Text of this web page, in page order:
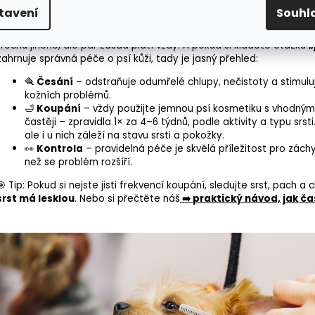
o srst není jen otázkou krásy – je to i zrcadlo zdraví vašeho
jiného, ale pár zásad platí vždy. A pokud si kladete otázku
správná péče o psí kůži, tady je jasný přehled:
🪮 Česání – odstraňuje odumřelé chlupy, nečistoty a
kožních problémů.
🛁 Koupání – vždy použijte jemnou psí kosmetiku s
častěji – zpravidla 1× za 4–6 týdnů, podle aktivity a typu
ale i u nich záleží na stavu srsti a pokožky.
👀 Kontrola – pravidelná péče je skvělá příležitost pro
než se problém rozšíří.
Tip: Pokud si nejste jisti frekvencí koupání, sledujte srst, pach a
má lesklou. Nebo si přečtěte náš ➡️ praktický návod, jak